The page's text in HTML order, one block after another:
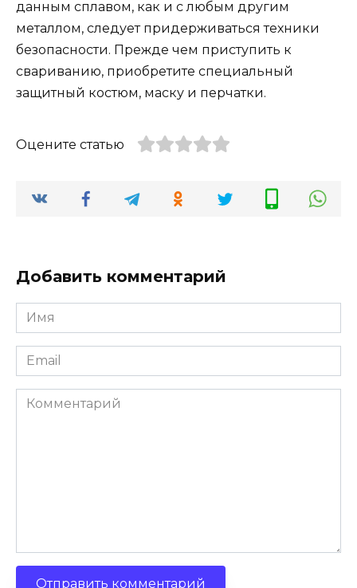
данным сплавом, как и с любым другим
металлом, следует придерживаться техники
безопасности. Прежде чем приступить к
свариванию, приобретите специальный
защитный костюм, маску и перчатки.
Оцените статью
Добавить комментарий
Имя
*
Email
*
Комментарий